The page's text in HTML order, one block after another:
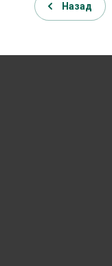
Назад